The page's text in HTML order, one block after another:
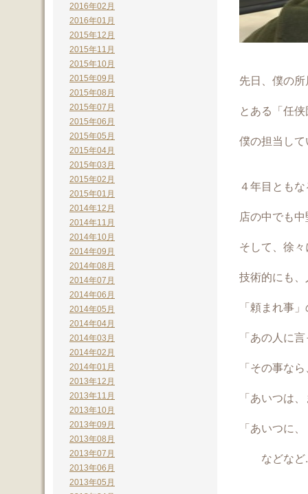
先日、僕の
とある「任
僕の担当し
４年目とも
店の中でも
そして、徐
技術的にも
「頼まれ事
「あの人に
「その事な
「あいつは
「あいつに
などなど
2016年02月
2016年01月
2015年12月
2015年11月
2015年10月
2015年09月
2015年08月
2015年07月
2015年06月
2015年05月
2015年04月
2015年03月
2015年02月
2015年01月
2014年12月
2014年11月
2014年10月
2014年09月
2014年08月
2014年07月
2014年06月
2014年05月
2014年04月
2014年03月
2014年02月
2014年01月
2013年12月
2013年11月
2013年10月
2013年09月
2013年08月
2013年07月
2013年06月
2013年05月